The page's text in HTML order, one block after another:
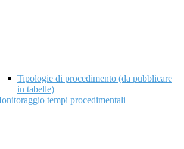
Tipologie di procedimento (da pubblicare
in tabelle)
tempi procedimentali